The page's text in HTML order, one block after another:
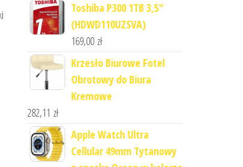
Toshiba P300 1TB 3,5"
(HDWD110UZSVA)
169,00 zł
Krzesło Biurowe Fotel
Obrotowy do Biura
Kremowe
282,11 zł
Apple Watch Ultra
Cellular 49mm Tytanowy